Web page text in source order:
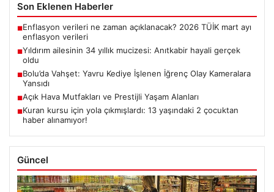
Son Eklenen Haberler
■Enflasyon verileri ne zaman açıklanacak? 2026 TÜİK mart ayı
enflasyon verileri
■Yıldırım ailesinin 34 yıllık mucizesi: Anıtkabir hayali gerçek
oldu
■Bolu’da Vahşet: Yavru Kediye İşlenen İğrenç Olay Kameralara
Yansıdı
■Açık Hava Mutfakları ve Prestijli Yaşam Alanları
■Kuran kursu için yola çıkmışlardı: 13 yaşındaki 2 çocuktan
haber alınamıyor!
Güncel